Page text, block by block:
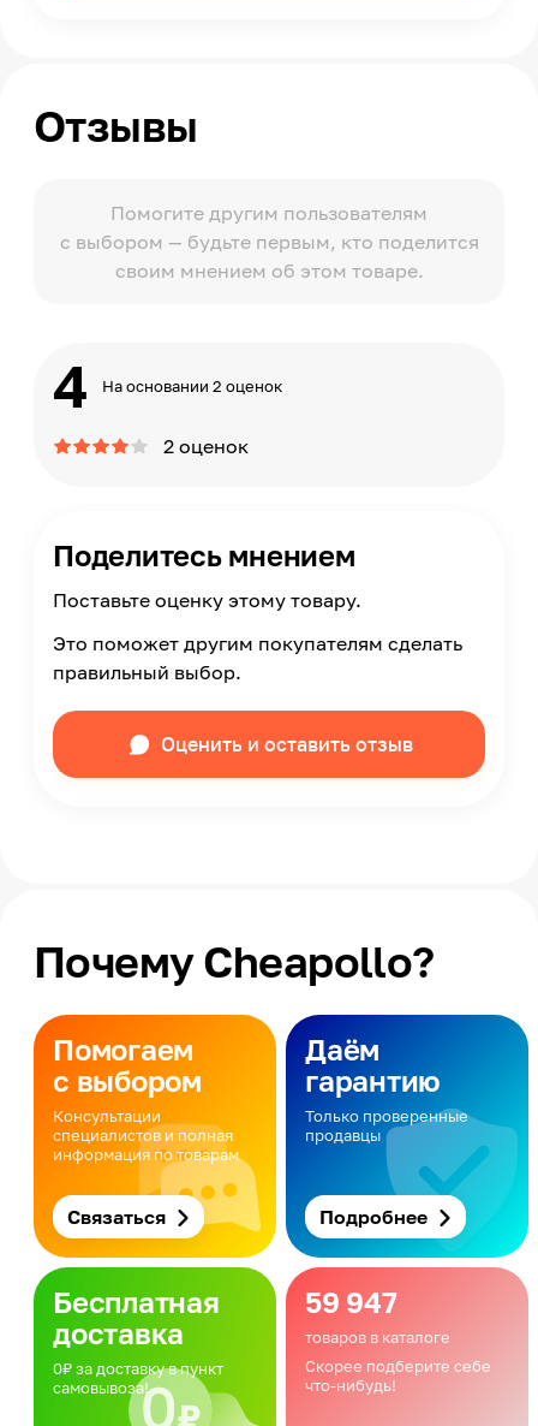
Отзывы
Помогите другим пользователям
с выбором — будьте первым, кто поделится
своим мнением об этом товаре.
4 На основании 2 оценок
2 оценок
Поделитесь мнением
Поставьте оценку этому товару.
Это поможет другим покупателям сделать
правильный выбор.
Оценить и оставить отзыв
Почему Cheapollo?
Помогаем
с выбором
Консультации
специалистов и полная
информация по товарам
Связаться
Даём
гарантию
Только проверенные
продавцы
Подробнее
Бесплатная
доставка
0₽ за доставку в пункт
самовывоза!
59 947
товаров в каталоге
Скорее подберите себе
что-нибудь!